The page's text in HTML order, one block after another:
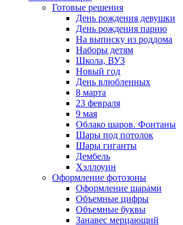
Готовые решения
День рождения девушки
День рождения парню
На выписку из роддома
Наборы детям
Школа, ВУЗ
Новый год
День влюбленных
8 марта
23 февраля
9 мая
Облако шаров. Фонтаны
Шары под потолок
Шары гиганты
Дембель
Хэллоуин
Оформление фотозоны
Оформление шарами
Объемные цифры
Объемные буквы
Занавес мерцающий